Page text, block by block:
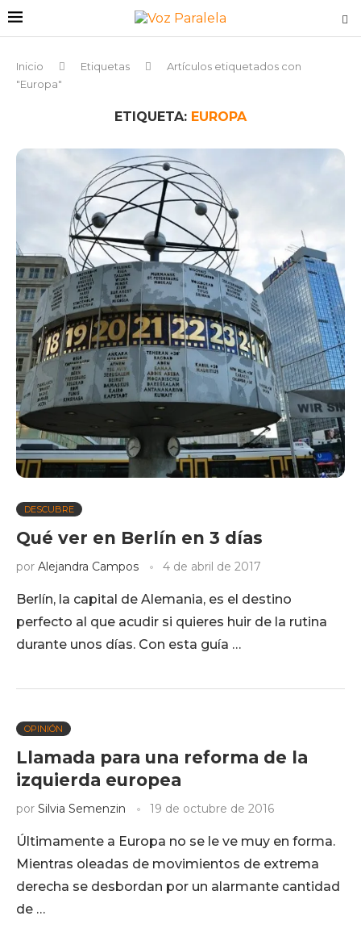
Inicio Etiquetas
Artículos etiquetados con
"Europa"
ETIQUETA: EUROPA
DESCUBRE
Qué ver en Berlín en 3 días
por Alejandra Campos 4 de abril de 2017
Berlín, la capital de Alemania, es el destino
perfecto al que acudir si quieres huir de la rutina
durante unos días. Con esta guía …
OPINIÓN
Llamada para una reforma de la
izquierda europea
por Silvia Semenzin 19 de octubre de 2016
Últimamente a Europa no se le ve muy en forma.
Mientras oleadas de movimientos de extrema
derecha se desbordan por un alarmante cantidad
de …